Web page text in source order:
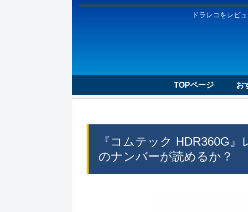
ドラレコをレビ
TOPページ お
『コムテック HDR360G
のナンバーが読めるか？